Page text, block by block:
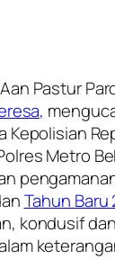
Pastur
Kepolisian
Metro
Tahun Baru
kondusif